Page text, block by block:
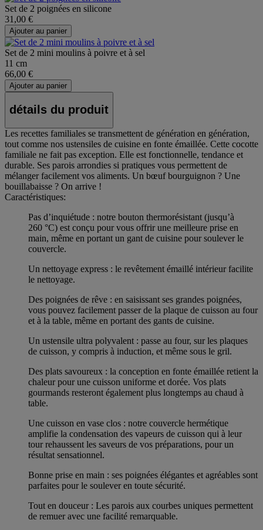
Set de 2 poignées en silicone
31,00 €
Ajouter au panier
Set de 2 mini moulins à poivre et à sel
11 cm
66,00 €
Ajouter au panier
détails du produit
Les recettes familiales se transmettent de génération en génération,
tout comme nos ustensiles de cuisine en fonte émaillée. Cette cocotte
familiale ne fait pas exception. Elle est fonctionnelle, tendance et
durable. Ses parois arrondies si pratiques vous permettent de
mélanger facilement vos aliments. Un bœuf bourguignon ? Une
bouillabaisse ? On arrive !
Caractéristiques:
Pas d’inquiétude : notre bouton thermorésistant (jusqu’à
260 °C) est conçu pour vous offrir une meilleure prise en
main, même en portant un gant de cuisine pour soulever le
couvercle.
Un nettoyage express : le revêtement émaillé intérieur facilite
le nettoyage.
Des poignées de rêve : en saisissant ses grandes poignées,
vous pouvez facilement passer de la plaque de cuisson au four
et à la table, même en portant des gants de cuisine.
Un ustensile ultra polyvalent : passe au four, sur les plaques
de cuisson, y compris à induction, et même sous le gril.
Des plats savoureux : la conception en fonte émaillée retient la
chaleur pour une cuisson uniforme et dorée. Vos plats
gourmands resteront également plus longtemps au chaud à
table.
Une cuisson en vase clos : notre couvercle hermétique
amplifie la condensation des vapeurs de cuisson qui à leur
tour rehaussent les saveurs de vos préparations, pour un
résultat sensationnel.
Bonne prise en main : ses poignées élégantes et agréables sont
parfaites pour le soulever en toute sécurité.
Tout en douceur : Les parois aux courbes uniques permettent
de remuer avec une facilité remarquable.